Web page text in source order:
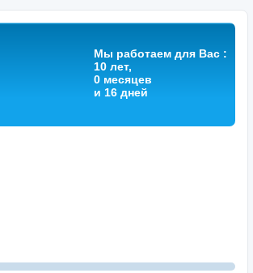
Мы работаем для Вас :
10 лет,
0 месяцев
и 16 дней